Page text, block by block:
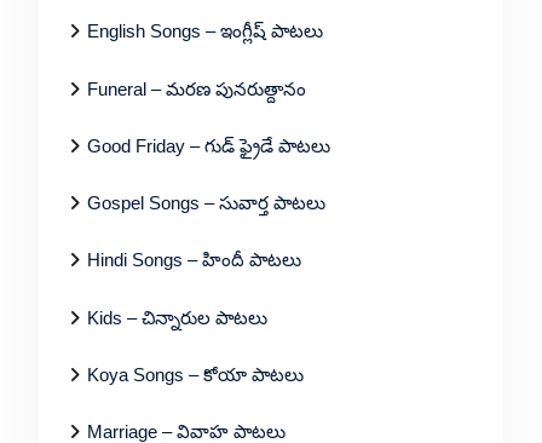
English Songs – ఇంగ్లీష్ పాటలు
Funeral – మరణ పునరుత్దానం
Good Friday – గుడ్ ఫ్రైడే పాటలు
Gospel Songs – సువార్త పాటలు
Hindi Songs – హిందీ పాటలు
Kids – చిన్నారుల పాటలు
Koya Songs – కోయా పాటలు
Marriage – వివాహ పాటలు